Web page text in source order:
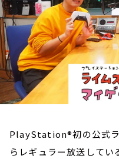
PlayStation®初の公式ラ
らレギュラー放送してい